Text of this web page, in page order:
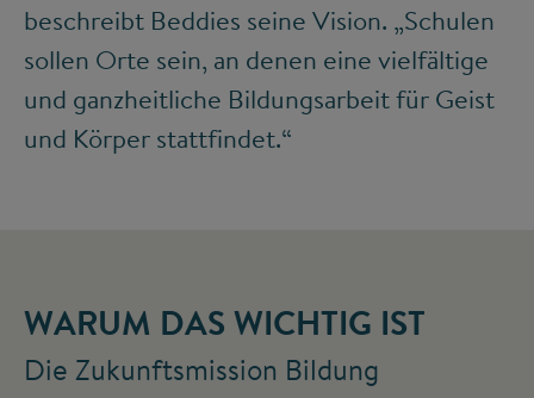
beschreibt Beddies seine Vision. „Schulen
sollen Orte sein, an denen eine vielfältige
und ganzheitliche Bildungsarbeit für Geist
und Körper stattfindet.“
WARUM DAS WICHTIG IST
Die Zukunftsmission Bildung